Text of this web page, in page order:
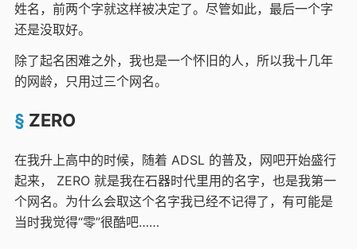
姓名，前两个字就这样被决定了。尽管如此，最后一个字
还是没取好。
除了起名困难之外，我也是一个怀旧的人，所以我十几年
的网龄，只用过三个网名。
ZERO
在我升上高中的时候，随着 ADSL 的普及，网吧开始盛行
起来， ZERO 就是我在石器时代里用的名字，也是我第一
个网名。为什么会取这个名字我已经不记得了，有可能是
当时我觉得“零”很酷吧……